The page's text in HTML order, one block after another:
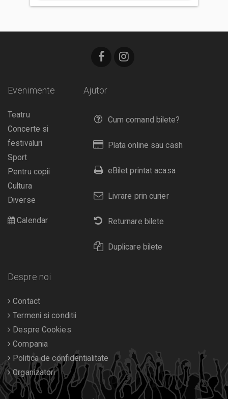
Ajutor
Cum comand bilete?
Plata online sau cash
eBilet printat acasa
Livrare prin curier
Returnare bilete
Duplicare bilete
Evenimente
Teatru
Concerte si
festivaluri
Sport
Pentru copii
Cultura
Diverse
Calendar
Despre noi
Contact
Termeni si conditii
Despre Cookies
Compania
Politica de confidentialitate
Organizatori